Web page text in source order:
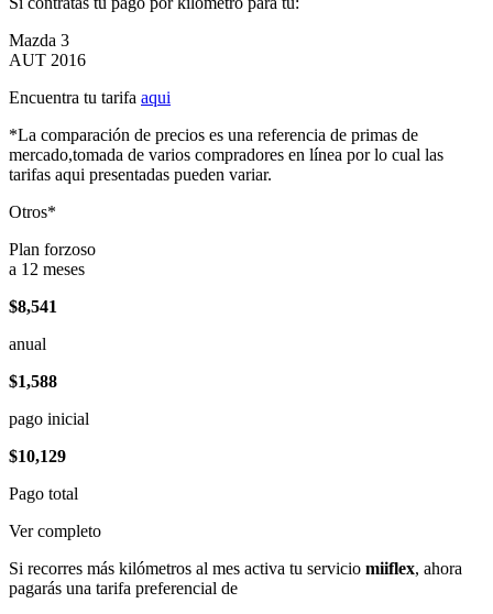
Mazda 3
AUT 2016
Encuentra tu tarifa aqui
*La comparación de precios es una referencia de primas de
mercado,tomada de varios compradores en línea por lo cual las
tarifas aqui presentadas pueden variar.
Otros*
Plan forzoso
a 12 meses
$8,541
anual
$1,588
pago inicial
$10,129
Pago total
Ver completo
Si recorres más kilómetros al mes activa tu servicio miiflex, ahora
pagarás una tarifa preferencial de